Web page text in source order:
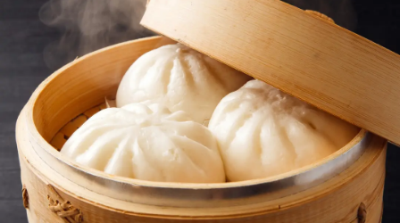
新潟エリア
富山エリア
石川エリア
福井エリア
山梨エリア
長野エリア
岐阜エリア
静岡エリア
愛知エリア
三重エリア
滋賀エリア
京都エリア
大阪市エリア
北摂エリア
堺・泉州エリア